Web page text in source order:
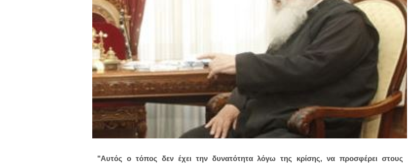
"Αυτός ο τόπος δεν έχει την δυνατότητα λόγω της κρίσης, να προσφέρει στους